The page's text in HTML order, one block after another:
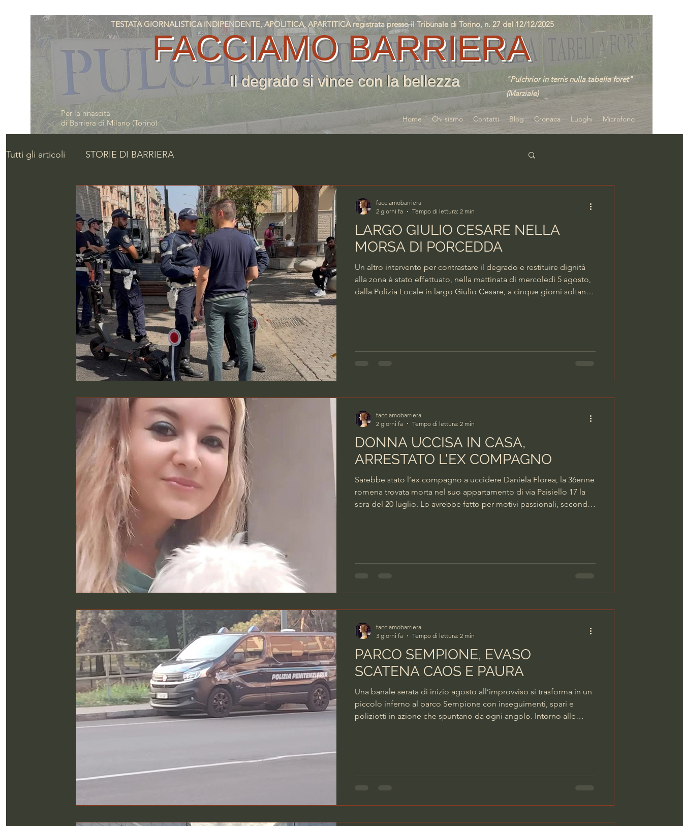
Per la rinascita
di Barriera di Milano (Torino)
FACCIAMO BARRIERA
Il degrado si vince con la bellezza
"Pulchrior in terris nulla tabella foret"
(Marziale)
Home Chi siamo Contatti Blog Cronaca Luoghi Microfono
TESTATA GIORNALISTICA INDIPENDENTE, APOLITICA, APARTITICA registrata presso il Tribunale di Torino, n. 27 del 12/12/2025
Tutti gli articoli STORIE DI BARRIERA
LARGO GIULIO CESARE NELLA
MORSA DI PORCEDDA
Un altro intervento per contrastare il degrado e restituire dignità
alla zona è stato effettuato, nella mattinata di mercoledì 5 agosto,
dalla Polizia Locale in largo Giulio Cesare, a cinque giorni soltanto
agenti hanno svolto
facciamobarriera
2 giorni fa
Tempo di lettura: 2 min
DONNA UCCISA IN CASA,
ARRESTATO L'EX COMPAGNO
Sarebbe stato l’ex compagno a uccidere Daniela Florea, la 36enne
romena trovata morta nel suo appartamento di via Paisiello 17 la
sera del 20 luglio. Lo avrebbe fatto per motivi passionali, secondo
a suo carico so
facciamobarriera
2 giorni fa
Tempo di lettura: 2 min
PARCO SEMPIONE, EVASO
SCATENA CAOS E PAURA
Una banale serata di inizio agosto all’improvviso si trasforma in un
piccolo inferno al parco Sempione con inseguimenti, spari e
poliziotti in azione che spuntano da ogni angolo. Intorno alle
quanto pare, è scappato dall’ospeda
facciamobarriera
3 giorni fa
Tempo di lettura: 2 min